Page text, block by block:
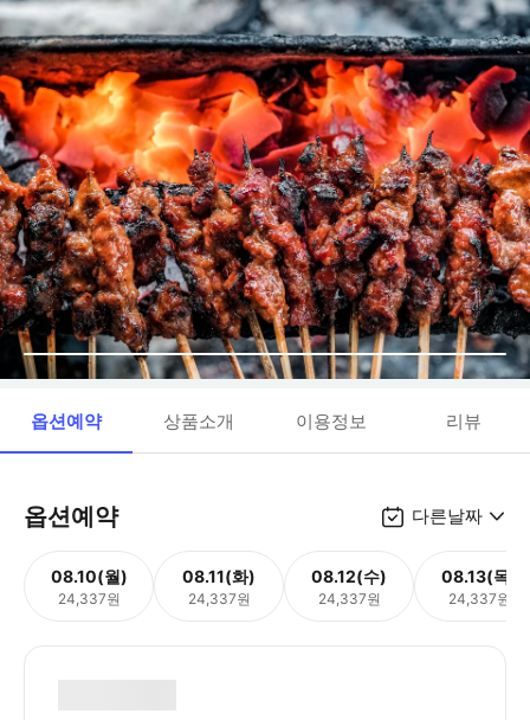
옵션예약 상품소개 이용정보 리뷰
옵션예약 다른날짜
08.10(월)
24,337원
08.11(화)
24,337원
08.12(수)
24,337원
08.13(목)
24,337원